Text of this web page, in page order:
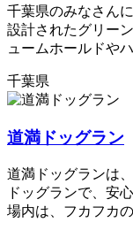
千葉県のみなさん
設計されたグリー
ュームホールドや
千葉県
道満ドッグラン
道満ドッグランは
ドッグランで、安
場内は、フカフカ